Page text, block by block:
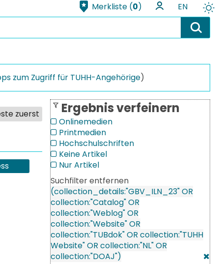
Merkliste (0) EN
zum Zugriff für TUHH-Angehörige)
zuerst Ergebnis verfeinern
Onlinemedien
Printmedien
Hochschulschriften
Keine Artikel
Nur Artikel
Suchfilter entfernen
Filter aufheben
(collection_details:"GBV_ILN_23" OR
collection:"Catalog" OR
collection:"Weblog" OR
collection:"Website" OR
collection:"TUBdok" OR collection:"TUHH
Website" OR collection:"NL" OR
collection:"DOAJ")